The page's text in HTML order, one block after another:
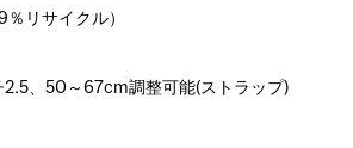
リサイクル）
、50～67cm調整可能(ストラップ)